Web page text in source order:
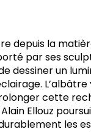
depuis la
par ses
dessiner un
L’albâtre
cette
Ellouz
les